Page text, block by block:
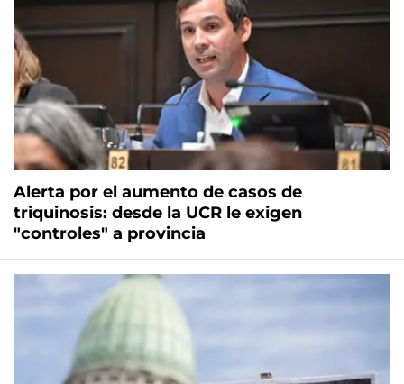
Alerta por el aumento de casos de
triquinosis: desde la UCR le exigen
"controles" a provincia